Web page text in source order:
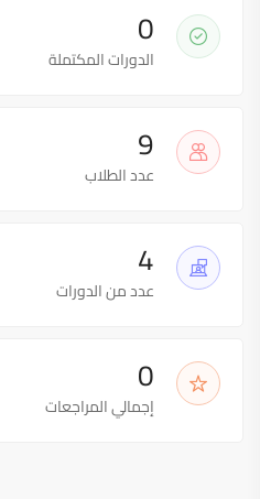
0
الدورات المكتملة
9
عدد الطلاب
4
عدد من الدورات
0
إجمالي المراجعات